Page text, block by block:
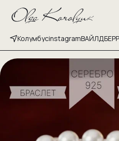
Колумбусinstagram